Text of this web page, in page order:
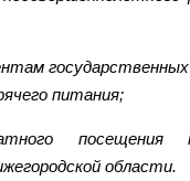
государственных
питания;
области.